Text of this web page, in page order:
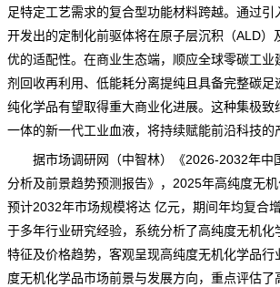
足特定工艺需求的复合型功能材料跨越。通过
开发出的定制化前驱体将在原子层沉积（ALD）
优的适配性。在商业生态端，顺应全球零碳工
剂回收再利用、低能耗分离提纯且具备完整碳
纯化学品有望取得重大商业化进展。这种集极
一体的新一代工业血液，将持续赋能前沿科技的
据市场调研网（中智林）《2026-2032年中
分析及前景趋势预测报告》，2025年高纯度无
预计2032年市场规模将达 亿元，期间年均复合
于多年行业研究经验，系统分析了高纯度无机
特征及价格趋势，客观呈现高纯度无机化学品
度无机化学品市场前景与发展方向，重点评估